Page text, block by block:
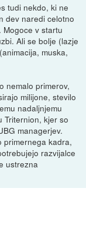
tudi nekdo, ki ne
dev naredi celotno
v startu
Ali se bolje (lazje
muska,
nemalo primerov,
milijone, stevilo
nadaljnjemu
Triternion, kjer so
managerjev.
primernega kadra,
razvijalce
ustrezna